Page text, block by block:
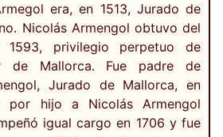
era, en 1513, Jurado de
Nicolás Armengol obtuvo del
privilegio perpetuo de
de Mallorca. Fue padre de
Jurado de Mallorca, en
por hijo a Nicolás Armengol
igual cargo en 1706 y fue